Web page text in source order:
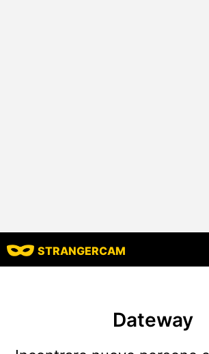
STRANGERCAM
Dateway